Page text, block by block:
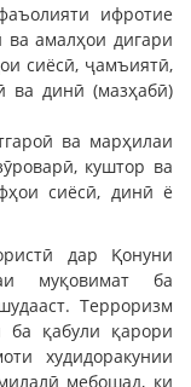
ифротие
амалҳои дигари
сиёсӣ, ҷамъиятӣ,
ва динӣ (мазҳабӣ)
ва марҳилаи
куштор ва
сиёсӣ, динӣ ё
дар Қонуни
муқовимат ба
Терроризм
ба қабули қарори
худидоракунии
мебошад, ки